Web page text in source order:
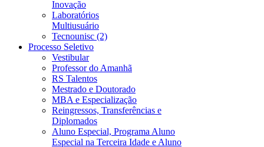
Inovação
Laboratórios
Multiusuário
Tecnounisc (2)
Processo Seletivo
Vestibular
Professor do Amanhã
RS Talentos
Mestrado e Doutorado
MBA e Especialização
Reingressos, Transferências e
Diplomados
Aluno Especial, Programa Aluno
Especial na Terceira Idade e Aluno